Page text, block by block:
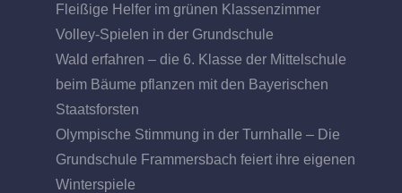
Fleißige Helfer im grünen Klassenzimmer
Volley-Spielen in der Grundschule
Wald erfahren – die 6. Klasse der Mittelschule
beim Bäume pflanzen mit den Bayerischen
Staatsforsten
Olympische Stimmung in der Turnhalle – Die
Grundschule Frammersbach feiert ihre eigenen
Winterspiele